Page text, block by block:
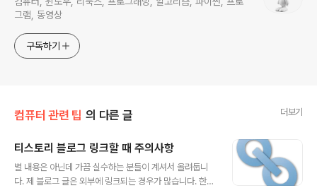
그램, 동영상
구독하기
컴퓨터 관련 팁 의 다른 글 더보기
티스토리 블로그 링크할 때 주의사항
별 내용은 아닌데 가끔 실수하는 분들이 계셔서 올려둡니
다. 제 블로그 글은 외부에 링크되는 경우가 많습니다. 한달